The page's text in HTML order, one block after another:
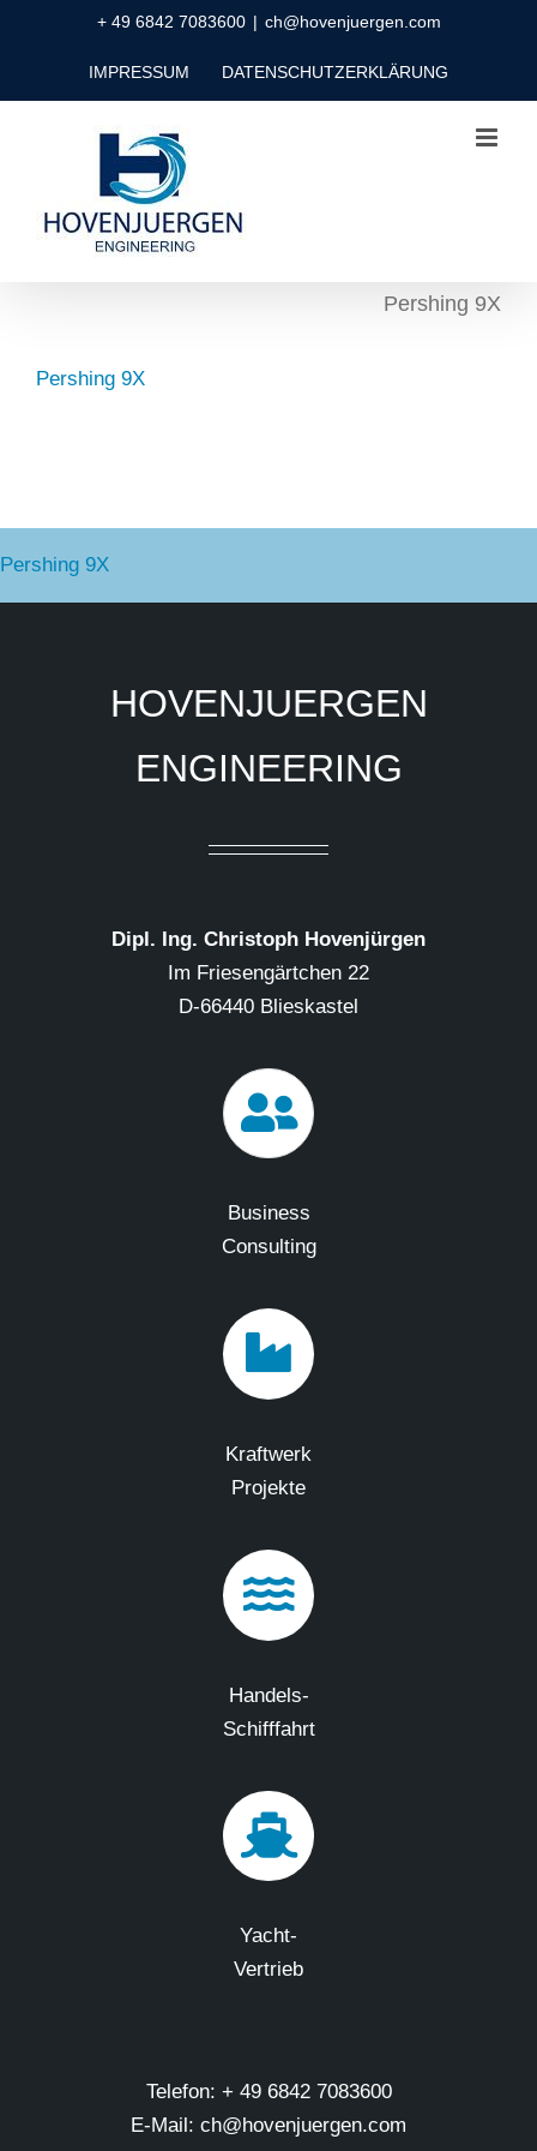
+ 49 6842 7083600 | ch@hovenjuergen.com
IMPRESSUM DATENSCHUTZERKLÄRUNG
Pershing 9X
Pershing 9X
Pershing 9X
HOVENJUERGEN
ENGINEERING
Dipl. Ing. Christoph Hovenjürgen
Im Friesengärtchen 22
D-66440 Blieskastel
Business
Consulting
Kraftwerk
Projekte
Handels-
Schifffahrt
Yacht-
Vertrieb
Telefon: + 49 6842 7083600
E-Mail: ch@hovenjuergen.com